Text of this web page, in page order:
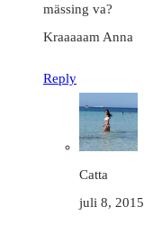
mässing va?
Kraaaaam Anna
Reply
Catta
juli 8, 2015